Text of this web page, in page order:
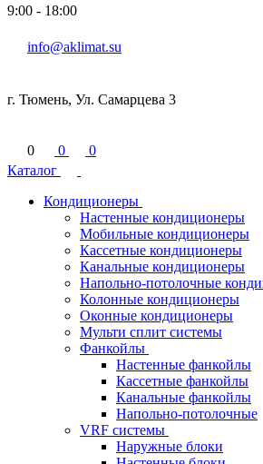
9:00 - 18:00
info@aklimat.su
г. Тюмень, Ул. Самарцева 3
0 0
0
Каталог
Кондиционеры
Настенные кондиционеры
Мобильные кондиционеры
Кассетные кондиционеры
Канальные кондиционеры
Напольно-потолочные
Колонные кондиционеры
Оконные кондиционеры
Мульти сплит системы
Фанкойлы
Настенные фанкойлы
Кассетные фанкойлы
Канальные фанкойлы
Напольно-потолочные
VRF системы
Наружные блоки